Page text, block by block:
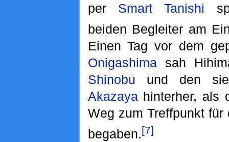
per Smart Tanishi
beiden Begleiter am
Einen Tag vor dem
Onigashimasah
Shinobu und den
Akazayahinterher, als
Weg zum Treffpunkt
begaben.[7]